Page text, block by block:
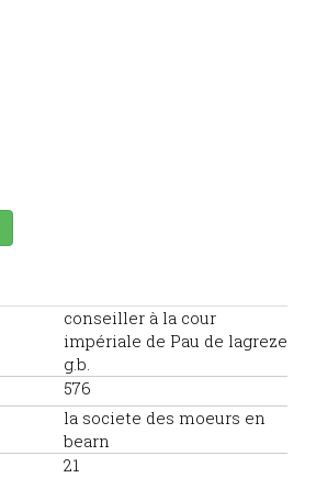
conseiller à la cour
impériale de Pau de lagreze
g.b.
576
la societe des moeurs en
bearn
21